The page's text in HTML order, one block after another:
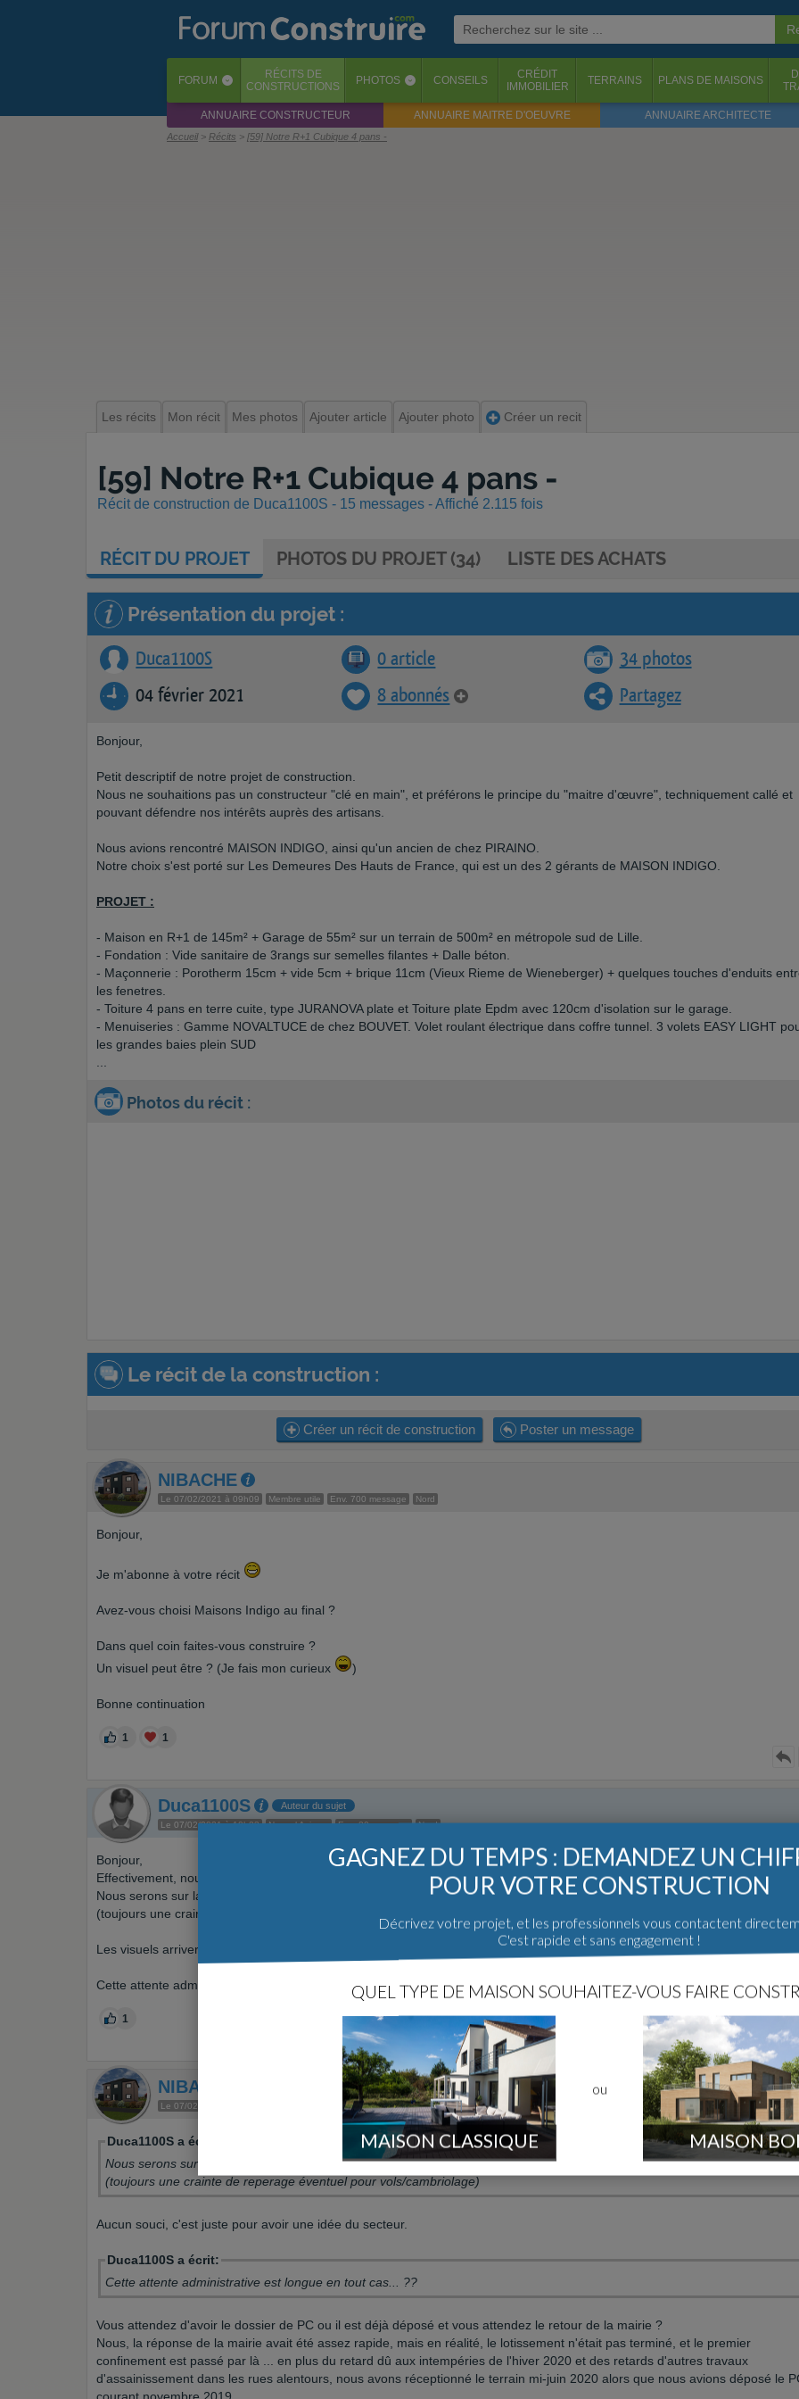
FORUM ‹ RÉCITS DE
CONSTRUCTIONS
PHOTOS ‹ CONSEILS
CRÉDIT
IMMOBILIER
TERRAINS PLANS DE MAISONS
ANNUAIRE CONSTRUCTEUR ANNUAIRE MAITRE D'OEUVRE ANNUAIRE ARCHITECTE
Accueil Récits [59] Notre R+1 Cubique 4 pans -
Les récits Mon récit Mes photos Ajouter article Ajouter photo Créer un recit
[59] Notre R+1 Cubique 4 pans -
Récit de construction de Duca1100S - 15 messages - Affiché 2.115 fois
RÉCITDU PROJET PHOTOS DU PROJET (34) LISTE DES ACHATS
Présentation du projet :
Duca1100S 0 article
34 photos
04 février 2021
8 abonnés Partagez
Bonjour,
Petit descriptif de notre projet de construction.
Nous ne souhaitions pas un constructeur "clé en main", et préférons le principe du "maitre d'œuvre", techniquement callé et
pouvant défendre nos intérêts auprès des artisans.
Nous avions rencontré MAISON INDIGO, ainsi qu'un ancien de chez PIRAINO.
Notre choix s'est porté sur Les Demeures Des Hauts de France, qui est un des 2 gérants de MAISON INDIGO.
PROJET :
- Maison en R+1 de 145m² + Garage de 55m² sur un terrain de 500m² en métropole sud de Lille.
- Fondation : Vide sanitaire de 3rangs sur semelles filantes + Dalle béton.
- Maçonnerie : Porotherm 15cm + vide 5cm + brique 11cm (Vieux Rieme de Wieneberger) + quelques touches d'enduits
les fenetres.
- Toiture 4 pans en terre cuite, type JURANOVA plate et Toiture plate Epdm avec 120cm d'isolation sur le garage.
- Menuiseries : Gamme NOVALTUCE de chez BOUVET. Volet roulant électrique dans coffre tunnel. 3 volets EASY LIGHT
les grandes baies plein SUD
Photos du récit :
Le récit de la construction :
Créer un récit de construction Poster un message
NIBACHE
Le 07/02/2021 à 09h09 Membre utile Env. 700 message Nord
Bonjour,
Je m'abonne à votre récit
Avez-vous choisi Maisons Indigo au final ?
Dans quel coin faites-vous construire ?
Un visuel peut être ? (Je fais mon curieux
)
Bonne continuation
1 1
Duca1100S Auteur du sujet
Le 07/02/2021 à 10h23 Nouvel Aviseur Env. 20 message Nord
Bonjour,
Effectivement, nous travaillons sur le dossier avec Victor Martins.
Nous serons sur la métropole Sud Lille (Seclin/Carvin) mais je ne souhaite pas communiquer la ville précisément.
(toujours une crainte de reperage éventuel pour vols/cambriolage)
Les visuels arriveront prochainement ?
Cette attente administrative est longue en tout cas... ??
1
NIBACHE
Le 07/02/2021 à 11h26 Env. 700 message Nord
Duca1100S a écrit:
Nous serons sur la métropole Sud Lille (Seclin/Carvin) mais je ne souhaite pas communiquer la ville précisément.
(toujours une crainte de reperage éventuel pour vols/cambriolage)
Aucun souci, c'est juste pour avoir une idée du secteur.
Duca1100S a écrit:
Cette attente administrative est longue en tout cas... ??
Vous attendez d'avoir le dossier de PC ou il est déjà déposé et vous attendez le retour de la mairie ?
Nous, la réponse de la mairie avait été assez rapide, mais en réalité, le lotissement n'était pas terminé, et le premier
confinement est passé par là ... en plus du retard dû aux intempéries de l'hiver 2020 et des retards d'autres travaux
d'assainissement dans les rues alentours, nous avons réceptionné le terrain mi-juin 2020 alors que nous avions déposé le
GAGNEZ DU TEMPS : DEMANDEZ UN
POUR VOTRE CONSTRUCTION
Décrivez votre projet, et les professionnels vous contactent
C'est rapide et sans engagement !
QUEL TYPE DE MAISON SOUHAITEZ-VOUS FAIRE
MAISON CLASSIQUE
ou
MAISON